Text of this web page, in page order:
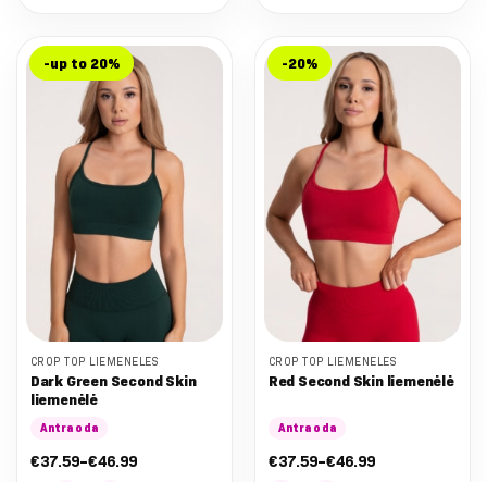
has
multiple
variants.
options
may
chosen
the
product
page
has
multiple
variants.
options
may
be
chosen
on
the
product
-up to 20%
CROP TOP LIEMENĖLĖS
Dark Green Second Skin
liemenėlė
Antra oda
€37.59–€46.99
Nuo:
€37.59
-20%
CROP TOP LIEMENĖLĖS
Red Second Skin liemenėlė
Antra oda
€37.59–€46.99
Nuo:
€37.59